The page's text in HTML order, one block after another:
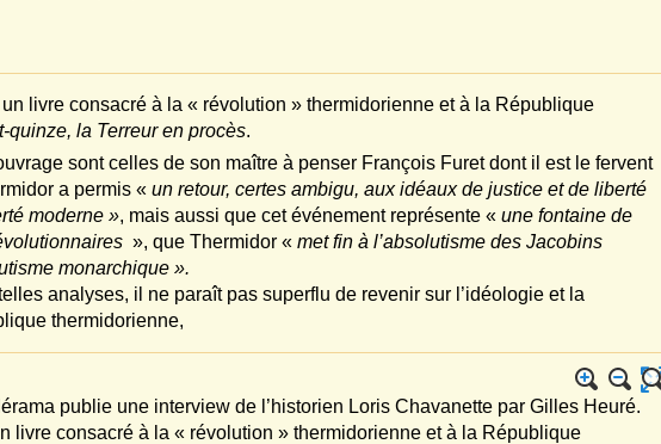
livre consacré à la « révolution » thermidorienne et à la République
quinze, la Terreur en procès.
sont celles de son maître à penser François Furet dont il est le fervent
a permis «un retour, certes ambigu, aux idéaux de justice et de liberté
moderne », mais aussi que cet événement représente «une fontaine de
», que Thermidor «met fin à l’absolutisme des Jacobins
monarchique ».
analyses, il ne paraît pas superflu de revenir sur l’idéologie et la
thermidorienne,
publie une interview de l’historien Loris Chavanette par Gilles Heuré.
livre consacré à la « révolution » thermidorienne et à la République